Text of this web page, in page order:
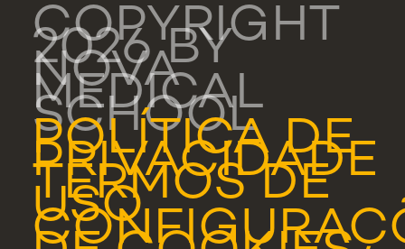
COPYRIGHT
2026 BY
NOVA
MEDICAL
SCHOOL
POLÍTICA DE
PRIVACIDADE
TERMOS DE
USO